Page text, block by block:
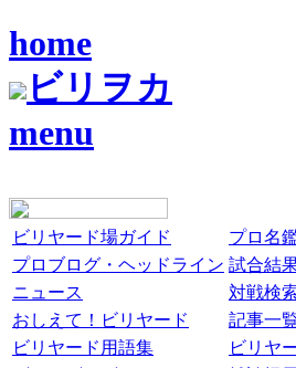
home
ビリヲカ
menu
ビリヤード場ガイド
プロ名
プロブログ・ヘッドライン 試合結
ニュース
対戦検
おしえて！ビリヤード
記事一
ビリヤード用語集
ビリヤ